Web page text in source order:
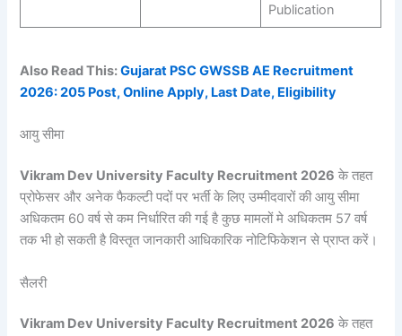
Publication
Also Read This:Gujarat PSC GWSSB AE Recruitment
2026: 205 Post, Online Apply, Last Date, Eligibility
आयु सीमा
Vikram Dev University Faculty Recruitment 2026 के तहत
प्रोफेसर और अनेक फैकल्टी पदों पर भर्ती के लिए उम्मीदवारों की आयु सीमा
अधिकतम 60 वर्ष से कम निर्धारित की गई है कुछ मामलों मे अधिकतम 57 वर्ष
तक भी हो सकती है विस्तृत जानकारी आधिकारिक नोटिफिकेशन से प्राप्त करें।
सैलरी
Vikram Dev University Faculty Recruitment 2026 के तहत